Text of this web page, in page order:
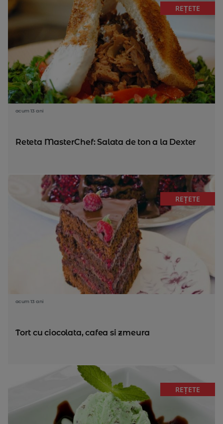
REȚETE
acum 13 ani
Reteta MasterChef: Salata de ton a la Dexter
REȚETE
acum 13 ani
Tort cu ciocolata, cafea si zmeura
REȚETE